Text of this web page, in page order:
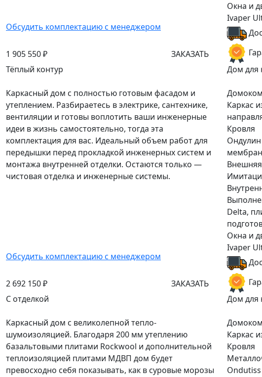
Обсудить комплектацию с менеджером
1 905 550 ₽ ЗАКАЗАТЬ
Окна и
Ivaper
Тёплый контур
Каркасный дом с полностью готовым фасадом и
утеплением. Разбираетесь в электрике, сантехнике,
вентиляции и готовы воплотить ваши инженерные
идеи в жизнь самостоятельно, тогда эта
комплектация для вас. Идеальный объем работ для
передышки перед прокладкой инженерных систем и
монтажа внутренней отделки. Остаются только —
чистовая отделка и инженерные системы.
Обсудить комплектацию с менеджером
2 692 150 ₽ ЗАКАЗАТЬ
Дом для
Каркас
Кровля
Delta,
Окна и
Ivaper
С отделкой
Каркасный дом с великолепной тепло-
шумоизоляцией. Благодаря 200 мм утеплению
базальтовыми плитами Rockwool и дополнительной
теплоизоляцией плитами МДВП дом будет
превосходно себя показывать, как в суровые морозы
Дом для
Каркас
Кровля